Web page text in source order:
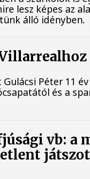
lesz képes az
álló idényben.
Péter 11
és a
vb: a